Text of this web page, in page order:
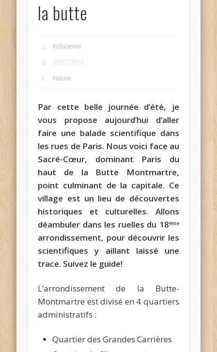
la butte
Kidiscience
29/07/2015
Nature
Par cette belle journée d’été, je
vous propose aujourd’hui d’aller
faire une balade scientifique dans
les rues de Paris. Nous voici face au
Sacré-Cœur, dominant Paris du
haut de la Butte Montmartre,
point culminant de la capitale. Ce
village est un lieu de découvertes
historiques et culturelles. Allons
déambuler dans les ruelles du 18ème
arrondissement, pour découvrir les
scientifiques y aillant laissé une
trace. Suivez le guide!
L’arrondissement de la Butte-
Montmartre est divisé en 4 quartiers
administratifs :
Quartier des Grandes Carrières